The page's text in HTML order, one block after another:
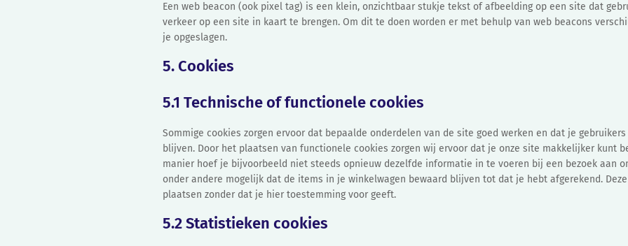
Een web beacon (ook pixel tag) is een klein, onzichtbaar stukje tekst of afbeelding op een site dat
verkeer op een site in kaart te brengen. Om dit te doen worden er met behulp van web beacons
je opgeslagen.
5. Cookies
5.1 Technische of functionele cookies
Sommige cookies zorgen ervoor dat bepaalde onderdelen van de site goed werken en dat je
blijven. Door het plaatsen van functionele cookies zorgen wij ervoor dat je onze site makkelijker kunt
manier hoef je bijvoorbeeld niet steeds opnieuw dezelfde informatie in te voeren bij een bezoek aan
onder andere mogelijk dat de items in je winkelwagen bewaard blijven tot dat je hebt afgerekend.
plaatsen zonder dat je hier toestemming voor geeft.
5.2 Statistieken cookies